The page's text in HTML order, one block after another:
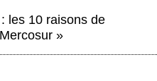
les 10 raisons de
»